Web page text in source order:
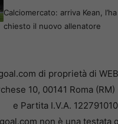
Calciomercato: arriva Kean, l’ha
chiesto il nuovo allenatore
di proprietà di
10, 00141 Roma
e Partita I.V.A.
non è una testata